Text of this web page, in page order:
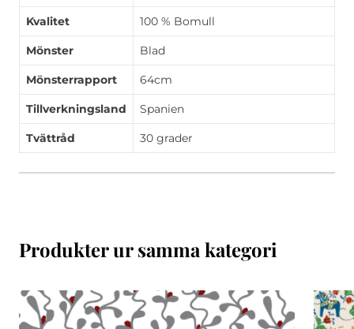
Kvalitet 100 % Bomull
Mönster Blad
Mönsterrapport 64cm
Tillverkningsland Spanien
Tvättråd 30 grader
Produkter ur samma kategori